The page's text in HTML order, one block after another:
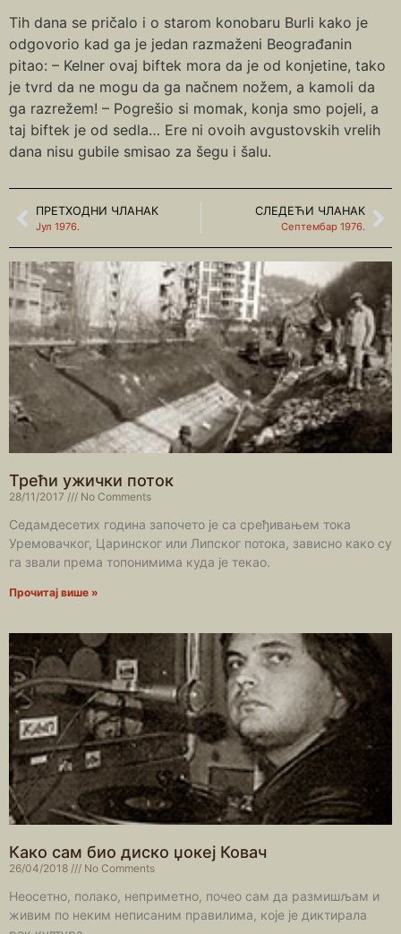
Tih dana se pričalo i o starom konobaru Burli kako je
odgovorio kad ga je jedan razmaženi Beograđanin
pitao: – Kelner ovaj biftek mora da je od konjetine, tako
je tvrd da ne mogu da ga načnem nožem, a kamoli da
ga razrežem! – Pogrešio si momak, konja smo pojeli, a
taj biftek je od sedla… Ere ni ovoih avgustovskih vrelih
dana nisu gubile smisao za šegu i šalu.
ПРЕТХОДНИ ЧЛАНАК
Јул 1976.
СЛЕДЕЋИ ЧЛАНАК
Септембар 1976.
Трећи ужички поток
28/11/2017 No Comments
Седамдесетих година започето је са сређивањем тока
Уремовачког, Царинског или Липског потока, зависно како су
га звали према топонимима куда је текао.
Прочитај више »
Како сам био диско џокеј Ковач
26/04/2018 No Comments
Неосетно, полако, неприметно, почео сам да размишљам и
живим по неким неписаним правилима, које је диктирала